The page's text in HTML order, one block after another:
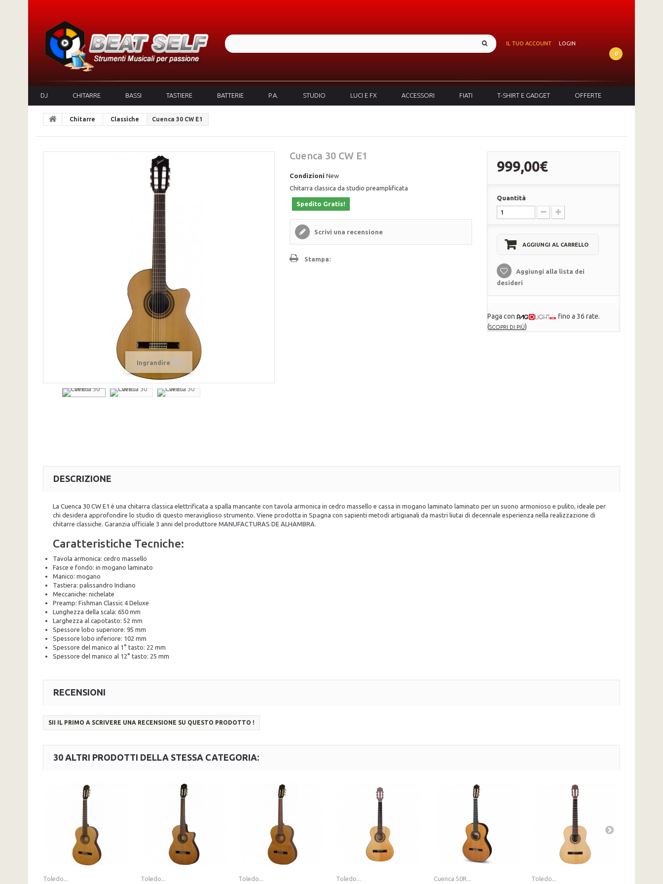
IL TUO ACCOUNT
LOGIN
0
DJ CHITARRE BASSI TASTIERE BATTERIE P.A. STUDIO LUCI E FX ACCESSORI FIATI T-SHIRT E GADGET OFFERTE
Chitarre Classiche Cuenca 30 CW E1
Ingrandire
Cuenca 30 CW E1
Condizioni New
Chitarra classica da studio preamplificata
Spedito Gratis!
Scrivi una recensione
Stampa:
999,00€
Quantità
AGGIUNGI AL CARRELLO
Aggiungi alla lista dei
desideri
Paga con
fino a 36 rate.
(SCOPRI DI PIÙ)
DESCRIZIONE
La Cuenca 30 CW E1 è una chitarra classica elettrificata a spalla mancante con tavola armonica in cedro massello e cassa in mogano laminato laminato per un suono armonioso e pulito, ideale per
chi desidera approfondire lo studio di questo meraviglioso strumento. Viene prodotta in Spagna con sapienti metodi artigianali da mastri liutai di decennale esperienza nella realizzazione di
chitarre classiche. Garanzia ufficiale 3 anni del produttore MANUFACTURAS DE ALHAMBRA.
Caratteristiche Tecniche:
Tavola armonica: cedro massello
Fasce e fondo: in mogano laminato
Manico: mogano
Tastiera: palissandro Indiano
Meccaniche: nichelate
Preamp: Fishman Classic 4 Deluxe
Lunghezza della scala: 650 mm
Larghezza al capotasto: 52 mm
Spessore lobo superiore: 95 mm
Spessore lobo inferiore: 102 mm
Spessore del manico al 1° tasto: 22 mm
Spessore del manico al 12° tasto: 25 mm
RECENSIONI
SII IL PRIMO A SCRIVERE UNA RECENSIONE SU QUESTO PRODOTTO !
30 ALTRI PRODOTTI DELLA STESSA CATEGORIA:
Toledo... Toledo... Toledo... Toledo... Cuenca 50R... Toledo...